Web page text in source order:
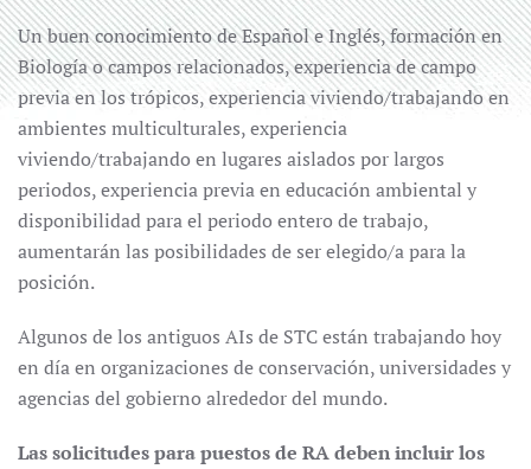
Un buen conocimiento de Español e Inglés, formación en
Biología o campos relacionados, experiencia de campo
previa en los trópicos, experiencia viviendo/trabajando en
ambientes multiculturales, experiencia
viviendo/trabajando en lugares aislados por largos
periodos, experiencia previa en educación ambiental y
disponibilidad para el periodo entero de trabajo,
aumentarán las posibilidades de ser elegido/a para la
posición.
Algunos de los antiguos AIs de STC están trabajando hoy
en día en organizaciones de conservación, universidades y
agencias del gobierno alrededor del mundo.
Las solicitudes para puestos de RA deben incluir los